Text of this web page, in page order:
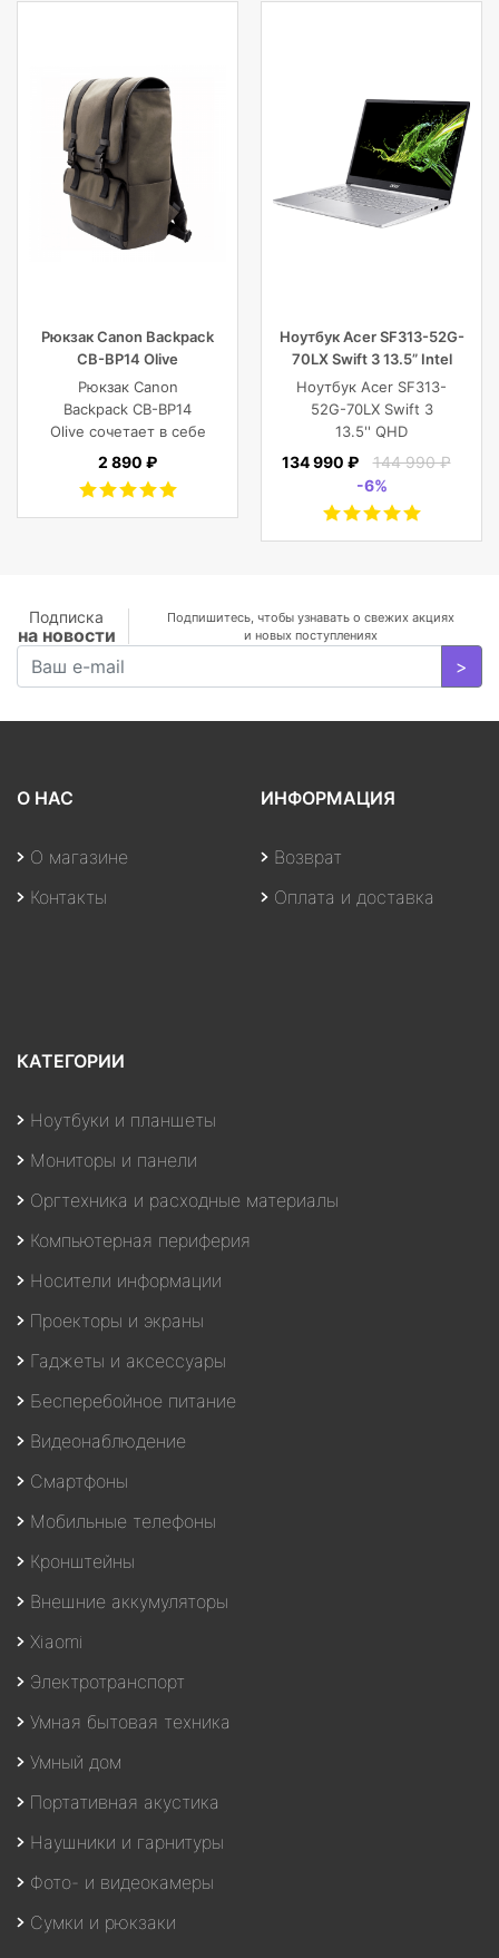
Рюкзак Canon Backpack
CB-BP14 Olive
Рюкзак Canon
Backpack CB-BP14
Olive сочетает в себе
винтажный стиль,
современный
комфорт, и защиту
или DJI Mavic и пр.
2 890 ₽
Ноутбук Acer SF313-52G-
70LX Swift 3 13.5” Intel
Core i7 16 GB 1TB SSD,
Silver
Ноутбук Acer SF313-
52G-70LX Swift 3
13.5'' QHD
(2256x1504) IPS/Intel
Core i7-1065G7
1.30GHz Quad/16
GB+1TB SSD/GF
MX350 2
134 990 ₽
144 990 ₽
-6%
Подписка
на новости
Подпишитесь, чтобы узнавать о свежих акциях
и новых поступлениях
>
О НАС
О магазине
Контакты
ИНФОРМАЦИЯ
Возврат
Оплата и доставка
КАТЕГОРИИ
Ноутбуки и планшеты
Мониторы и панели
Оргтехника и расходные материалы
Компьютерная периферия
Носители информации
Проекторы и экраны
Гаджеты и аксессуары
Бесперебойное питание
Видеонаблюдение
Смартфоны
Мобильные телефоны
Кронштейны
Внешние аккумуляторы
Xiaomi
Электротранспорт
Умная бытовая техника
Умный дом
Портативная акустика
Наушники и гарнитуры
Фото- и видеокамеры
Сумки и рюкзаки